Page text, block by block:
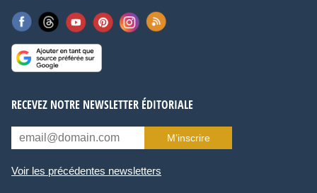
RECEVEZ NOTRE NEWSLETTER ÉDITORIALE
M’inscrire
Voir les précédentes newsletters